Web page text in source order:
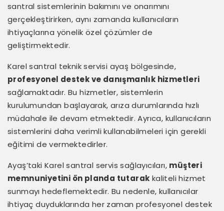
santral sistemlerinin bakımını ve onarımını
gerçekleştirirken, aynı zamanda kullanıcıların
ihtiyaçlarına yönelik özel çözümler de
geliştirmektedir.
Karel santral teknik servisi ayaş bölgesinde,
profesyonel destek ve danışmanlık hizmetleri
sağlamaktadır. Bu hizmetler, sistemlerin
kurulumundan başlayarak, arıza durumlarında hızlı
müdahale ile devam etmektedir. Ayrıca, kullanıcıların
sistemlerini daha verimli kullanabilmeleri için gerekli
eğitimi de vermektedirler.
Ayaş’taki Karel santral servis sağlayıcıları, müşteri
memnuniyetini ön planda tutarak kaliteli hizmet
sunmayı hedeflemektedir. Bu nedenle, kullanıcılar
ihtiyaç duyduklarında her zaman profesyonel destek